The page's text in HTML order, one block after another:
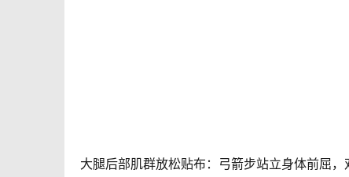
大腿后部肌群放松贴布：弓箭步站立身体前屈